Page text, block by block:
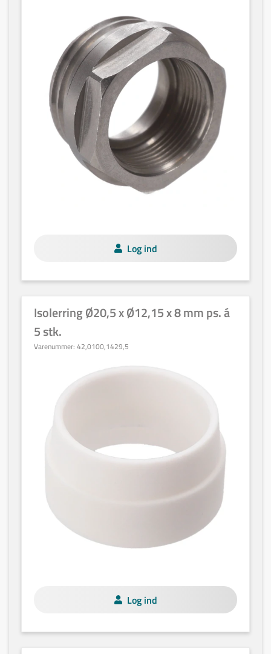
Log ind
Isolerring Ø20,5 x Ø12,15 x 8 mm ps. á
5 stk.
Varenummer: 42,0100,1429,5
Log ind